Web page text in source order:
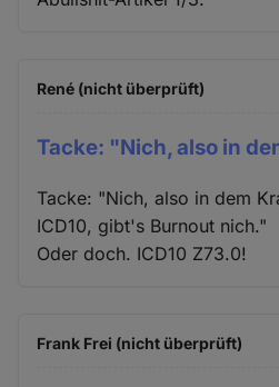
René (nicht überprüft)
Tacke: "Nich, also in
Tacke: "Nich, also in dem
ICD10, gibt's Burnout nich."
Oder doch. ICD10 Z73.0!
Frank Frei (nicht überprüft)